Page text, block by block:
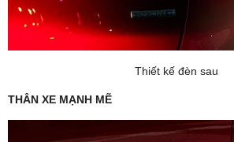
Thiết kế đèn sau
THÂN XE MẠNH MẼ